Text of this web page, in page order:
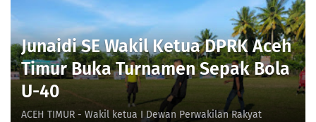
Junaidi SE Wakil Ketua DPRK Aceh
Timur Buka Turnamen Sepak Bola
U-40
ACEH TIMUR - Wakil ketua I Dewan Perwakilan Rakyat